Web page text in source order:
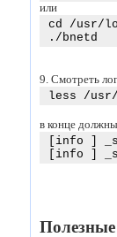
или
cd /usr/
./bnetd
9. Смотреть
less /
в конце
[info ]
[info ]